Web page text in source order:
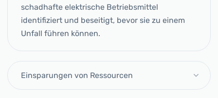
schadhafte elektrische Betriebsmittel
identifiziert und beseitigt, bevor sie zu einem
Unfall führen können.
Einsparungen von Ressourcen